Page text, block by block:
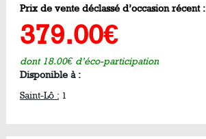
Prix de vente déclassé d’occasion récent :
379.00€
dont 18.00€ d’éco-participation
Disponible à :
Saint-Lô : 1